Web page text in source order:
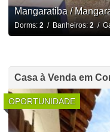
Mangaratiba /
Dorms: 2/ Banheiros: 2/
Casa à Venda em
OPORTUNIDADE